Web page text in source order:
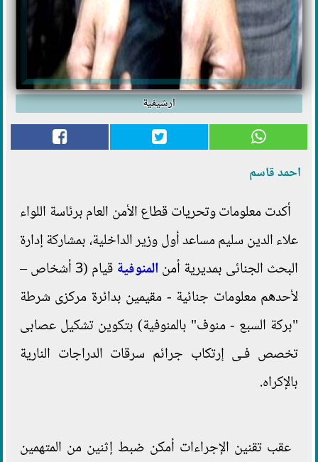
ارشيفية
احمد قاسم
أكدت معلومات وتحريات قطاع الأمن العام برئاسة اللواء
علاء الدين سليم مساعد أول وزير الداخلية، بمشاركة إدارة
البحث الجنائى بمديرية أمنالمنوفية
قيام (3 أشخاص –
لأحدهم معلومات جنائية - مقيمين بدائرة مركزى شرطة
"بركة السبع - منوف" بالمنوفية) بتكوين تشكيل عصابى
تخصص فـى إرتكاب جرائم سرقات الدراجات النارية
بالإكراه.
عقب تقنين الإجراءات أمكن ضبط إثنين من المتهمين